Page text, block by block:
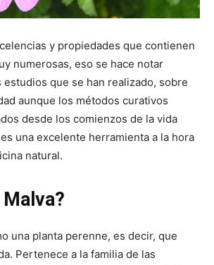
y propiedades que contienen
numerosas, eso se hace notar
estudios que se han realizado, sobre
aunque los métodos curativos
desde los comienzos de la vida
una excelente herramienta a la hora
natural.
Malva?
una planta perenne, es decir, que
Pertenece a la familia de las